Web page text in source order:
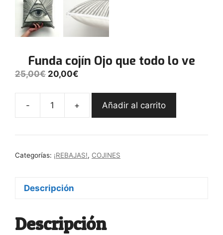
Funda cojín Ojo que todo lo ve
25,00€ El
era:
20,00€
-
Funda
Ojo
todo
+ Añadir al carrito
Categorías: ¡REBAJAS!, COJINES
Descripción
Descripción